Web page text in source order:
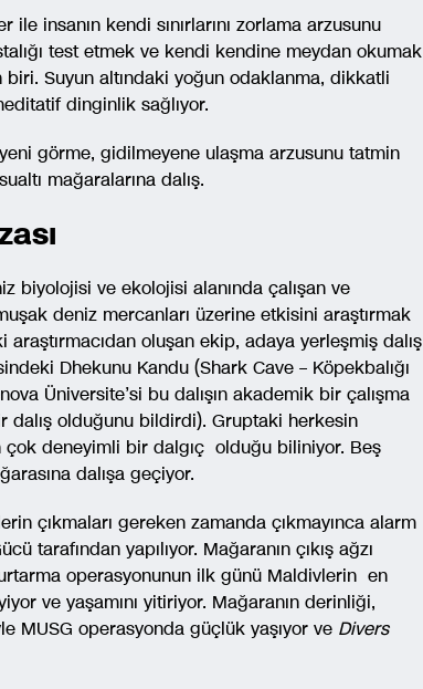
insanın kendi sınırlarını zorlama arzusunu
test etmek ve kendi kendine meydan okumak
biri. Suyun altındaki yoğun odaklanma, dikkatli
dinginlik sağlıyor.
görme, gidilmeyene ulaşma arzusunu tatmin
mağaralarına dalış.
biyolojisi ve ekolojisi alanında çalışan ve
deniz mercanları üzerine etkisini araştırmak
oluşan ekip, adaya yerleşmiş dalış
Dhekunu Kandu (Shark Cave – Köpekbalığı
Üniversite’si bu dalışın akademik bir çalışma
dalış olduğunu bildirdi). Gruptaki herkesin
çok deneyimli bir dalgıç olduğu biliniyor. Beş
dalışa geçiyor.
çıkmaları gereken zamanda çıkmayınca alarm
tarafından yapılıyor. Mağaranın çıkış ağzı
operasyonunun ilk günü Maldivlerin en
ve yaşamını yitiriyor. Mağaranın derinliği,
MUSG operasyonda güçlük yaşıyor ve Divers